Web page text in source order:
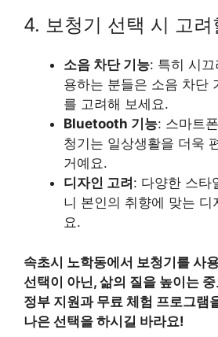
4. 보청기 선택 시 고려
소음 차단 기능: 특히 시
용하는 분들은 소음 차단
를 고려해 보세요.
Bluetooth 기능: 스마트
청기는 일상생활을 더욱
거예요.
디자인 고려 : 다양한 스타
니 본인의 취향에 맞는 디
요.
속초시 노학동에서 보청기를 사
선택이 아닌, 삶의 질을 높이는
정부 지원과 무료 체험 프로그램
나은 선택을 하시길 바라요!